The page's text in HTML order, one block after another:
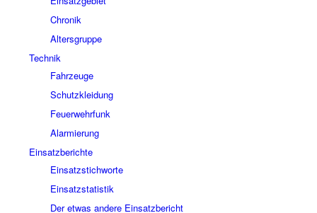
Chronik
Altersgruppe
Technik
Fahrzeuge
Schutzkleidung
Feuerwehrfunk
Alarmierung
Einsatzberichte
Einsatzstichworte
Einsatzstatistik
Der etwas andere Einsatzbericht